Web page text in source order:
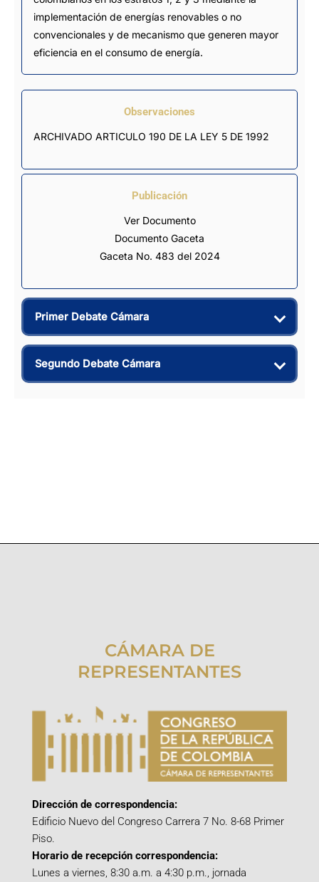
implementación de energías renovables o no
convencionales y de mecanismo que generen mayor
eficiencia en el consumo de energía.
Observaciones
ARCHIVADO ARTICULO 190 DE LA LEY 5 DE 1992
Publicación
Ver Documento
Documento Gaceta
Gaceta No. 483 del 2024
Primer Debate Cámara
Segundo Debate Cámara
CÁMARA DE
REPRESENTANTES
Dirección de correspondencia:
Edificio Nuevo del Congreso Carrera 7 No. 8-68 Primer
Piso.
Horario de recepción correspondencia:
Lunes a viernes, 8:30 a.m. a 4:30 p.m., jornada